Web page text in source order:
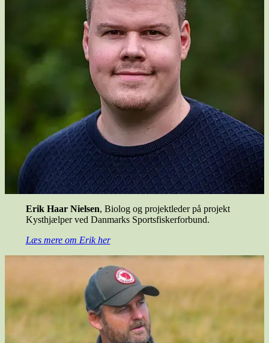
Erik Haar Nielsen, Biolog og projektleder på projekt
Kysthjælper ved Danmarks Sportsfiskerforbund.
Læs mere om Erik her